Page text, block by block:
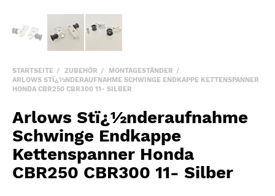
STARTSEITE ZUBEHÖR
MONTAGESTÄNDER
ARLOWS STÏ¿½NDERAUFNAHME SCHWINGE ENDKAPPE KETTENSPANNER
HONDA CBR250 CBR300 11- SILBER
Arlows Stï¿½nderaufnahme
Schwinge Endkappe
Kettenspanner Honda
CBR250 CBR300 11- Silber